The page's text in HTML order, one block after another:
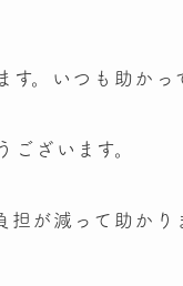
。いつも助かっ
ざいます。
が減って助かり